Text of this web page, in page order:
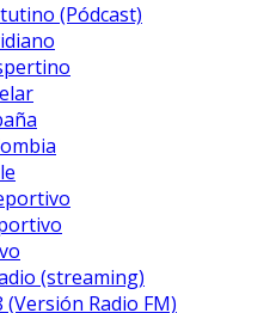
(Pódcast)
(streaming)
Radio FM)